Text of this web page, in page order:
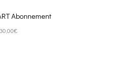
Abonnement
€